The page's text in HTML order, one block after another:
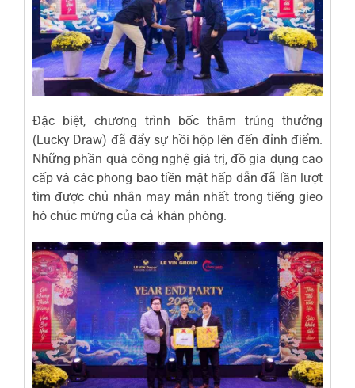
Đặc biệt, chương trình bốc thăm trúng thưởng
(Lucky Draw) đã đẩy sự hồi hộp lên đến đỉnh điểm.
Những phần quà công nghệ giá trị, đồ gia dụng cao
cấp và các phong bao tiền mặt hấp dẫn đã lần lượt
tìm được chủ nhân may mắn nhất trong tiếng gieo
hò chúc mừng của cả khán phòng.